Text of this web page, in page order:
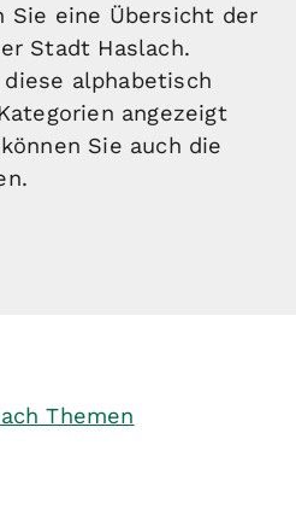
Sie eine Übersicht der
Stadt Haslach.
alphabetisch
angezeigt
Sie auch die
Themen